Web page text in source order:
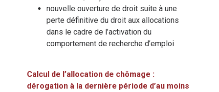
nouvelle ouverture de droit suite à une
perte définitive du droit aux allocations
dans le cadre de l’activation du
comportement de recherche d’emploi
Calcul de l’allocation de chômage :
dérogation à la dernière période d’au moins